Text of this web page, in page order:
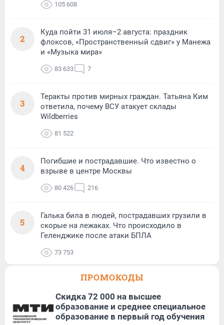
105 608
2
Куда пойти 31 июля–2 августа: праздник
флоксов, «Пространственный сдвиг» у Манежа
и «Музыка мира»
83 633 7
3
Теракты против мирных граждан. Татьяна Ким
ответила, почему ВСУ атакует склады
Wildberries
81 522
4
Погибшие и пострадавшие. Что известно о
взрыве в центре Москвы
80 426 216
5
Галька била в людей, пострадавших грузили в
скорые на лежаках. Что происходило в
Геленджике после атаки БПЛА
73 753
ПРОМОКОДЫ
Скидка 72 000 на высшее
образование и среднее специальное
образование в первый год обучения